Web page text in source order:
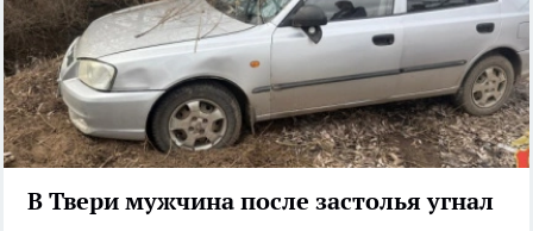
В Твери мужчина после застолья угнал